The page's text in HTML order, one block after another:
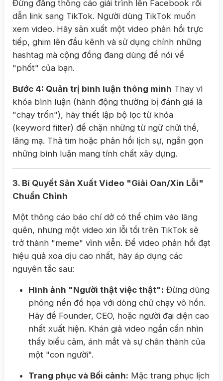
Đừng đăng thông cáo giải trình lên Facebook rồi
dẫn link sang TikTok. Người dùng TikTok muốn
xem video. Hãy sản xuất một video phản hồi trực
tiếp, ghim lên đầu kênh và sử dụng chính những
hashtag mà cộng đồng đang dùng để nói về
"phốt" của bạn.
Bước 4: Quản trị bình luận thông minh Thay vì
khóa bình luận (hành động thường bị đánh giá là
"chạy trốn"), hãy thiết lập bộ lọc từ khóa
(keyword filter) để chặn những từ ngữ chửi thề,
lăng mạ. Thả tim hoặc phản hồi lịch sự, ngắn gọn
những bình luận mang tính chất xây dựng.
3. Bí Quyết Sản Xuất Video "Giải Oan/Xin Lỗi"
Chuẩn Chỉnh
Một thông cáo báo chí dở có thể chìm vào lãng
quên, nhưng một video xin lỗi tồi trên TikTok sẽ
trở thành "meme" vĩnh viễn. Để video phản hồi đạt
hiệu quả xoa dịu cao nhất, hãy áp dụng các
nguyên tắc sau:
Hình ảnh "Người thật việc thật": Đừng dùng
phông nền đồ họa với dòng chữ chạy vô hồn.
Hãy để Founder, CEO, hoặc người đại diện cao
nhất xuất hiện. Khán giả video ngắn cần nhìn
thấy biểu cảm, ánh mắt và sự chân thành của
một "con người".
Trang phục và Bối cảnh: Mặc trang phục lịch